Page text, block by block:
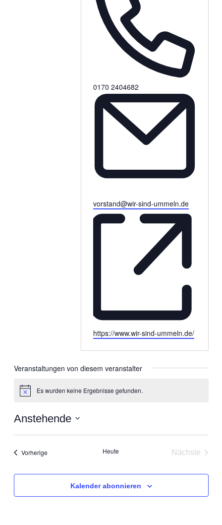
Telefon
0170 2404682
Email
vorstand@wir-sind-ummeln.de
Webseite
https://www.wir-sind-ummeln.de/
Veranstaltungen von diesem veranstalter
HinweisEs wurden keine Ergebnisse gefunden.
Anstehende
VorherigeVeranstaltungen Heute
Nächste
Kalender abonnieren